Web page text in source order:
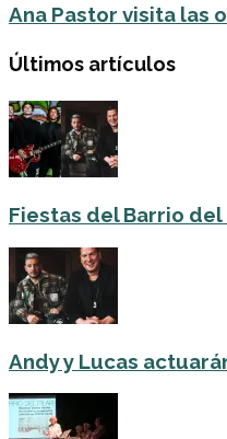
Ana Pastor visita las
Últimos artículos
Fiestas del Barrio
Andy y Lucas